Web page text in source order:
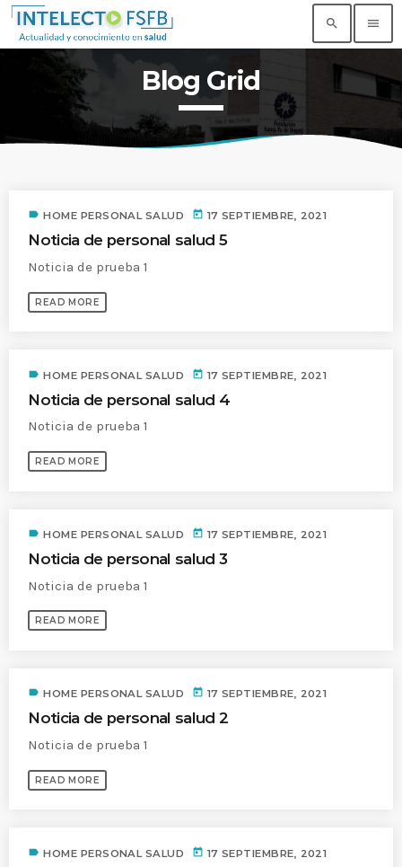
search menu
TOP READING
Noticia de prueba 3
17 SEPTIEMBRE, 2021
Building an Office: Architectural Glass
today 14 AGOSTO, 2019
Why Architectural Drafting Is Common in
Architectural Design
Noticia de personal salud 5
DESIGN ADMINISTRATOR
Validating Enterprise
Architectures In The Current
Blog Grid
label HOME PERSONAL SALUD today 17 SEPTIEMBRE, 2021
Noticia de personal salud 5
Noticia de prueba 1
READ MORE
label HOME PERSONAL SALUD today 17 SEPTIEMBRE, 2021
Noticia de personal salud 4
Noticia de prueba 1
READ MORE
label HOME PERSONAL SALUD today 17 SEPTIEMBRE, 2021
Noticia de personal salud 3
Noticia de prueba 1
READ MORE
label HOME PERSONAL SALUD today 17 SEPTIEMBRE, 2021
Noticia de personal salud 2
Noticia de prueba 1
READ MORE
label HOME PERSONAL SALUD today 17 SEPTIEMBRE, 2021